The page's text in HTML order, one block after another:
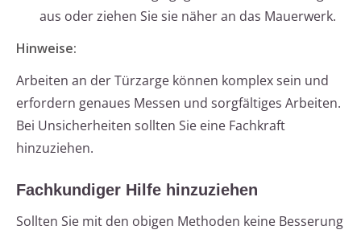
aus oder ziehen Sie sie näher an das Mauerwerk.
Hinweise:
Arbeiten an der Türzarge können komplex sein und
erfordern genaues Messen und sorgfältiges Arbeiten.
Bei Unsicherheiten sollten Sie eine Fachkraft
hinzuziehen.
Fachkundiger Hilfe hinzuziehen
Sollten Sie mit den obigen Methoden keine Besserung